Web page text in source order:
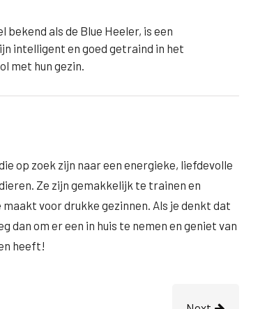
bekend als de Blue Heeler, is een
intelligent en goed getraind in het
met hun gezin.
op zoek zijn naar een energieke, liefdevolle
Ze zijn gemakkelijk te trainen en
voor drukke gezinnen. Als je denkt dat
dan om er een in huis te nemen en geniet van
heeft!